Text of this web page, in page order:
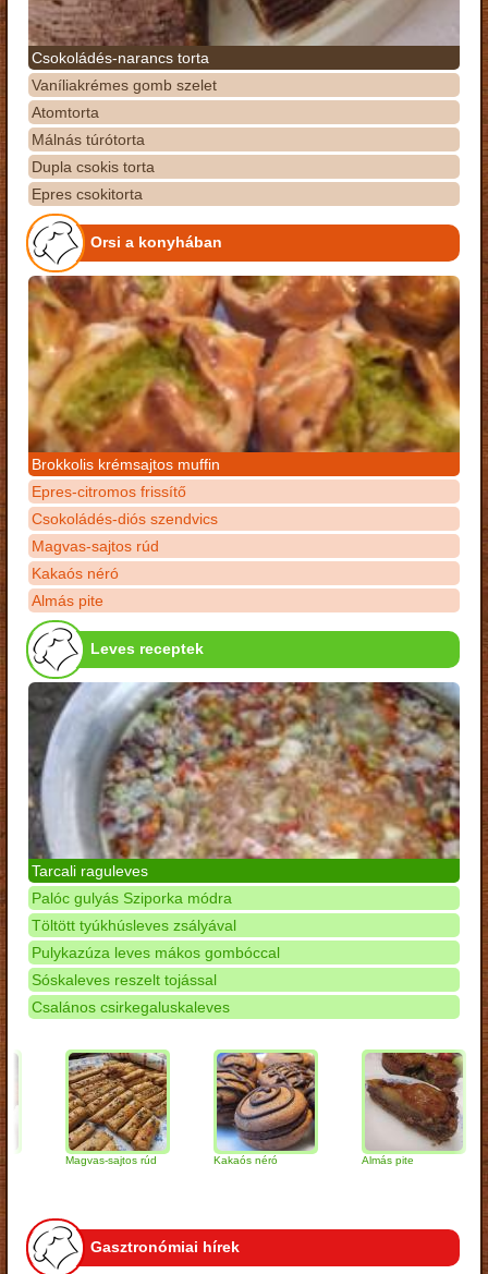
Csokoládés-narancs torta
Vaníliakrémes gomb szelet
Atomtorta
Málnás túrótorta
Dupla csokis torta
Epres csokitorta
Orsi a konyhában
Brokkolis krémsajtos muffin
Epres-citromos frissítő
Csokoládés-diós szendvics
Magvas-sajtos rúd
Kakaós néró
Almás pite
Leves receptek
Tarcali raguleves
Palóc gulyás Sziporka módra
Töltött tyúkhúsleves zsályával
Pulykazúza leves mákos gombóccal
Sóskaleves reszelt tojással
Csalános csirkegaluskaleves
Magvas-sajtos rúd Kakaós néró Almás pite
Gasztronómiai hírek